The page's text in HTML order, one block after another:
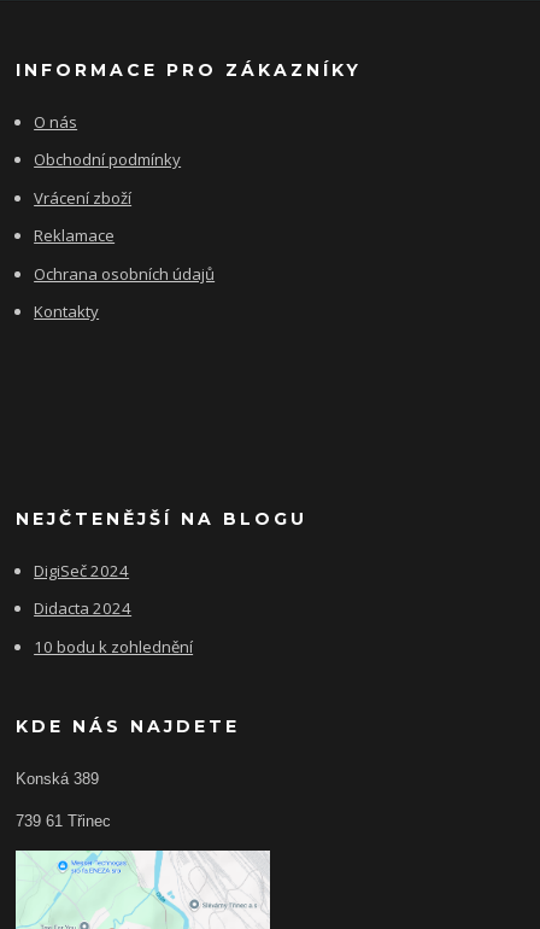
INFORMACE PRO ZÁKAZNÍKY
O nás
Obchodní podmínky
Vrácení zboží
Reklamace
Ochrana osobních údajů
Kontakty
NEJČTENĚJŠÍ NA BLOGU
DigiSeč 2024
Didacta 2024
10 bodu k zohlednění
KDE NÁS NAJDETE
Konská 389
739 61 Třinec